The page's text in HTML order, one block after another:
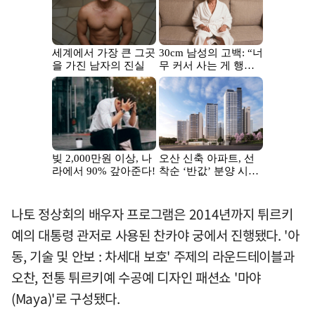
나토 정상회의 배우자 프로그램은 2014년까지 튀르키
예의 대통령 관저로 사용된 찬카야 궁에서 진행됐다. '아
동, 기술 및 안보 : 차세대 보호' 주제의 라운드테이블과
오찬, 전통 튀르키예 수공예 디자인 패션쇼 '마야
(Maya)'로 구성됐다.